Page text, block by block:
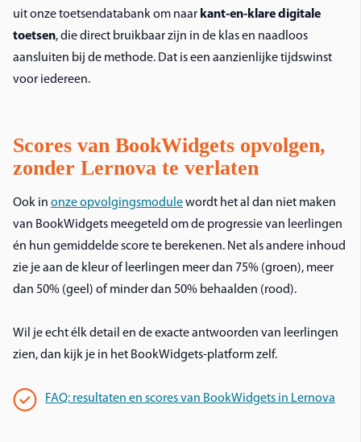
uit onze toetsendatabank om naar kant-en-klare digitale
toetsen, die direct bruikbaar zijn in de klas en naadloos
aansluiten bij de methode. Dat is een aanzienlijke tijdswinst
voor iedereen.
Scores van BookWidgets opvolgen,
zonder Lernova te verlaten
Ook in onze opvolgingsmodulewordt het al dan niet maken
van BookWidgets meegeteld om de progressie van leerlingen
én hun gemiddelde score te berekenen. Net als andere inhoud
zie je aan de kleur of leerlingen meer dan 75% (groen), meer
dan 50% (geel) of minder dan 50% behaalden (rood).
Wil je echt élk detail en de exacte antwoorden van leerlingen
zien, dan kijk je in het BookWidgets-platform zelf.
FAQ: resultaten en scores van BookWidgets in Lernova